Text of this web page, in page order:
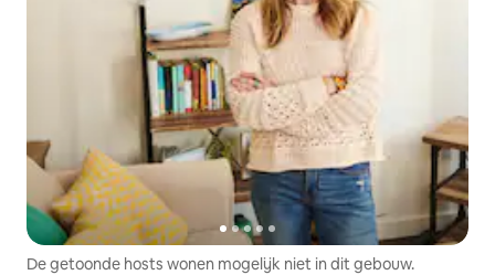
De getoonde hosts wonen mogelijk niet in dit gebouw.